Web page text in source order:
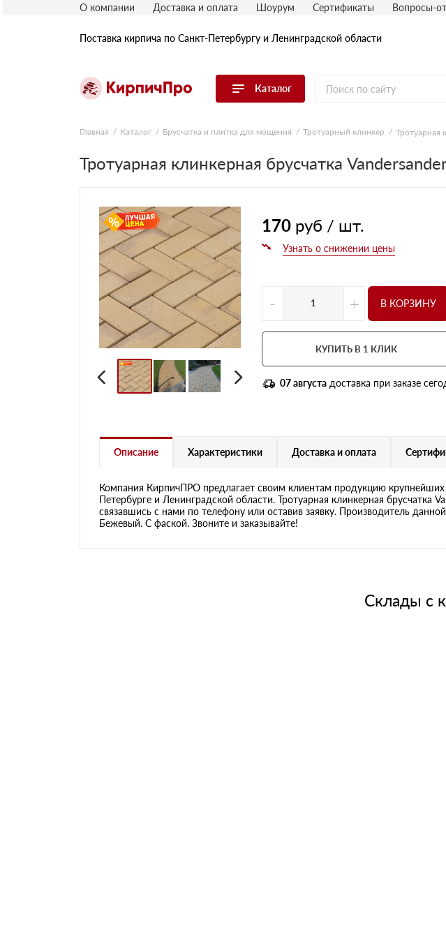
Поставка кирпича по Санкт-Петербургу и Ленинградской области
Каталог
Перейти в каталог
Строительный (рядовой) кирпич
блок
Фасадная плитка, камень, декор
Печной кирпич
Брусчатка и мощение
Кладочные смеси
Рядовой кирпич
Полнотелый
О компании Доставка и оплата Шоурум Сертификаты Вопросы-
Главная Каталог Брусчатка и плитка для мощения Тротуарный клинкер Тротуарная
Тротуарная клинкерная брусчатка
170 руб / шт.
- + В КОРЗИНУ
КУПИТЬ В 1 КЛИК
07 августа доставка при заказе
Описание Характеристики Доставка и оплата
Компания КирпичПРО предлагает своим клиентам продукцию
Петербурге и Ленинградской области. Тротуарная клинкерная
связавшись с нами по телефону или оставив заявку. Производитель
Бежевый. С фаской. Звоните и заказывайте!
Склады с